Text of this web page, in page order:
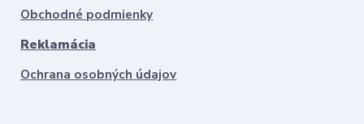
Obchodné podmienky
Reklamácia
Ochrana osobných údajov